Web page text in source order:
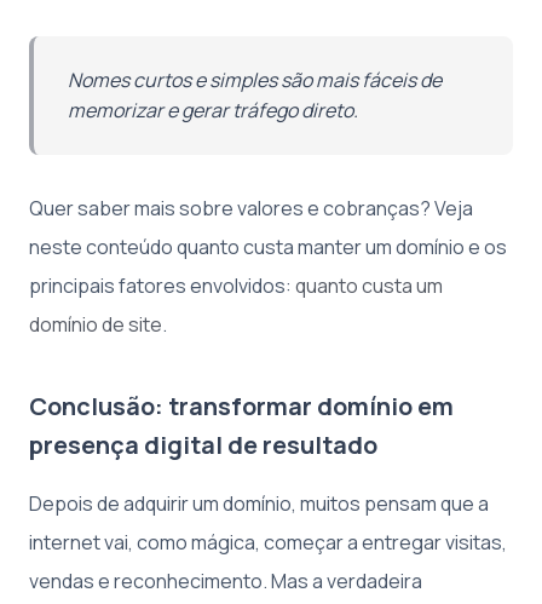
Nomes curtos e simples são mais fáceis de
memorizar e gerar tráfego direto.
Quer saber mais sobre valores e cobranças? Veja
neste conteúdo quanto custa manter um domínio e os
principais fatores envolvidos: quanto custa um
domínio de site.
Conclusão: transformar domínio em
presença digital de resultado
Depois de adquirir um domínio, muitos pensam que a
internet vai, como mágica, começar a entregar visitas,
vendas e reconhecimento. Mas a verdadeira